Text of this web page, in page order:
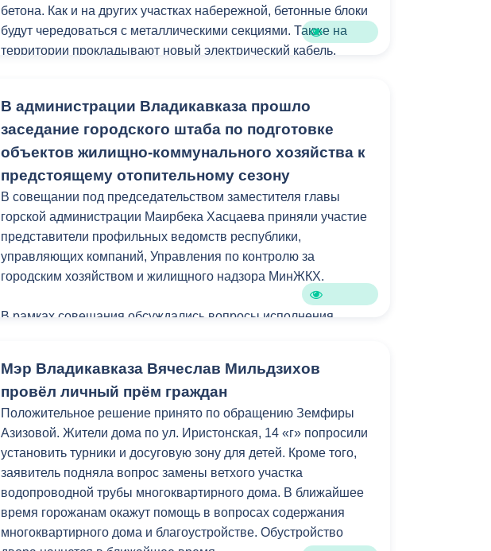
бетона. Как и на других участках набережной, бетонные блоки
будут чередоваться с металлическими секциями. Также на
территории прокладывают новый электрический кабель.
урн.
Уверен, после благоустройства локация станет еще одним
местом притяжения горожан и гостей республики.
Работы проходят в рамках муниципальной программы
«Благоустройство и озеленение» и целевых показателей
нацпроекта «Инфраструктура для жизни».
В администрации Владикавказа прошло
заседание городского штаба по подготовке
объектов жилищно-коммунального хозяйства к
предстоящему отопительному сезону
В совещании под председательством заместителя главы
горской администрации Маирбека Хасцаева приняли участие
представители профильных ведомств республики,
управляющих компаний, Управления по контролю за
городским хозяйством и жилищного надзора МинЖКХ.
В рамках совещания обсуждались вопросы исполнения
Руководители управляющих компаний отчитались о
проводимой работе в рамках подготовки к осенне-зимнему
периоду. Так, из общего числа многоквартирных домов
Владикавказа 30% уже готовы к отопительному сезону.
УК было рекомендовано минимизировать отставания от
графика работ, ещё раз проверить подвальные помещения
МКД и по мере необходимости устранить захламление.
Мэр Владикавказа Вячеслав Мильдзихов
провёл личный прём граждан
Положительное решение принято по обращению Земфиры
Азизовой. Жители дома по ул. Иристонская, 14 «г» попросили
установить турники и досуговую зону для детей. Кроме того,
заявитель подняла вопрос замены ветхого участка
водопроводной трубы многоквартирного дома. В ближайшее
время горожанам окажут помощь в вопросах содержания
многоквартирного дома и благоустройстве. Обустройство